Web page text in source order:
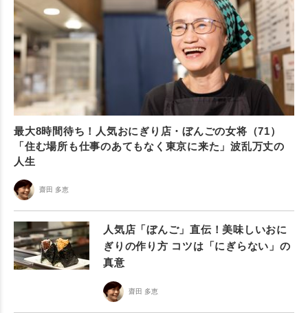
最大8時間待ち！人気おにぎり店・ぼんごの女将（71）
「住む場所も仕事のあてもなく東京に来た」波乱万丈の
人生
齋田 多恵
人気店「ぼんご」直伝！美味しいおに
ぎりの作り方 コツは「にぎらない」の
真意
齋田 多恵